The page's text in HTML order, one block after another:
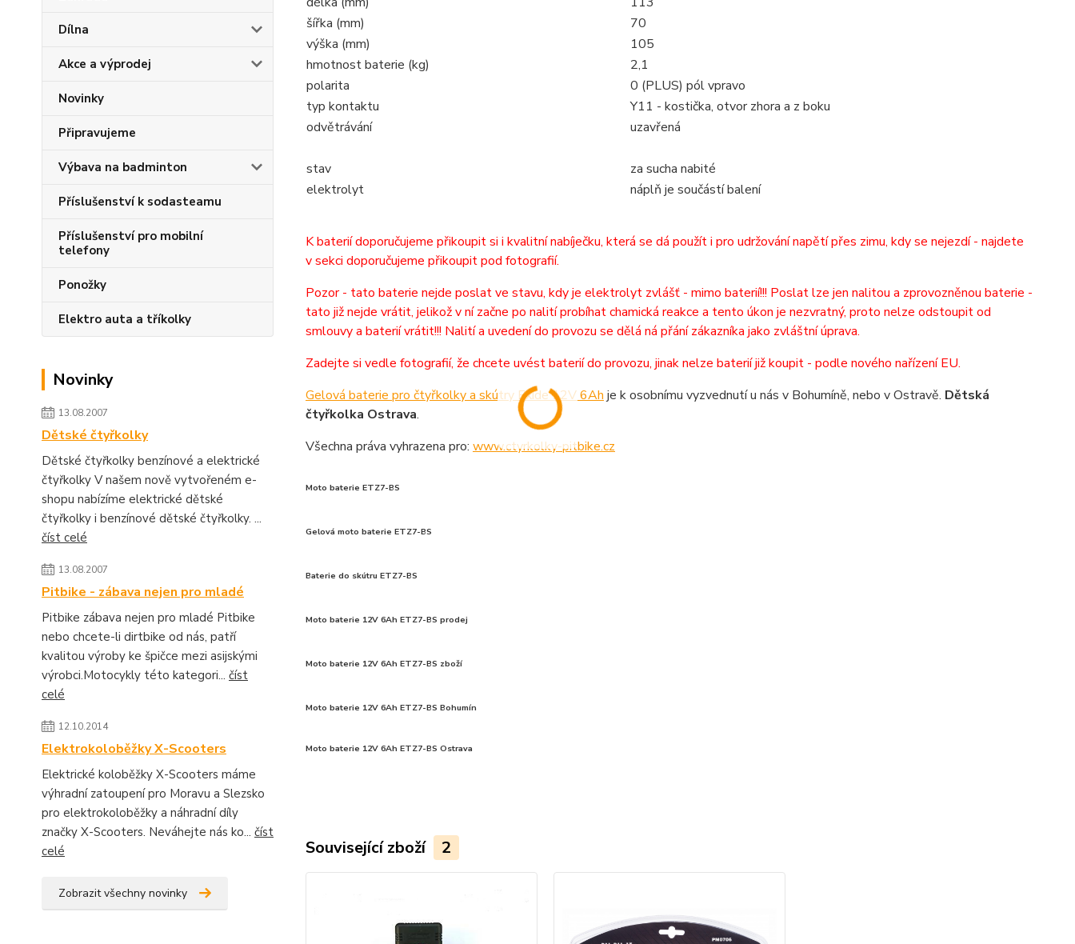
Dílna
Akce a výprodej
Novinky
Připravujeme
Výbava na badminton
Příslušenství k sodasteamu
Příslušenství pro mobilní
telefony
Ponožky
Elektro auta a tříkolky
Novinky
13.08.2007
Dětské čtyřkolky
Dětské čtyřkolky benzínové a elektrické
čtyřkolky V našem nově vytvořeném e-
shopu nabízíme elektrické dětské
čtyřkolky i benzínové dětské čtyřkolky. ...
číst celé
13.08.2007
Pitbike - zábava nejen pro mladé
Pitbike zábava nejen pro mladé Pitbike
nebo chcete-li dirtbike od nás, patří
kvalitou výroby ke špičce mezi asijskými
výrobci.Motocykly této kategori... číst
celé
12.10.2014
Elektrokoloběžky X-Scooters
Elektrické koloběžky X-Scooters máme
výhradní zatoupení pro Moravu a Slezsko
pro elektrokoloběžky a náhradní díly
značky X-Scooters. Neváhejte nás ko... číst
celé
Zobrazit všechny novinky
šířka (mm)
70
výška (mm)
105
hmotnost baterie (kg)
2,1
polarita
0 (PLUS) pól vpravo
typ kontaktu
Y11 - kostička, otvor zhora a z boku
odvětrávání
uzavřená
stav
za sucha nabité
elektrolyt
náplň je součástí balení
K baterií doporučujeme přikoupit si i kvalitní nabíječku, která se dá použít i pro udržování napětí přes zimu, kdy se nejezdí - najdete
v sekci doporučujeme přikoupit pod fotografií.
Pozor - tato baterie nejde poslat ve stavu, kdy je elektrolyt zvlášť - mimo baterií!!! Poslat lze jen nalitou a zprovozněnou baterie -
tato již nejde vrátit, jelikož v ní začne po nalití probíhat chamická reakce a tento úkon je nezvratný, proto nelze odstoupit od
smlouvy a baterií vrátit!!! Nalití a uvedení do provozu se dělá ná přání zákazníka jako zvláštní úprava.
Zadejte si vedle fotografií, že chcete uvést baterií do provozu, jinak nelze baterií již koupit - podle nového nařízení EU.
Gelová baterie pro čtyřkolky a skútry Exide 12V 6Ah je k osobnímu vyzvednutí u nás v Bohumíně, nebo v Ostravě. Dětská
čtyřkolka Ostrava.
Všechna práva vyhrazena pro: www.ctyrkolky-pitbike.cz
Moto baterie ETZ7-BS
Gelová moto baterie ETZ7-BS
Baterie do skútru ETZ7-BS
Moto baterie 12V 6Ah ETZ7-BS prodej
Moto baterie 12V 6Ah ETZ7-BS zboží
Moto baterie 12V 6Ah ETZ7-BS Bohumín
Moto baterie 12V 6Ah ETZ7-BS Ostrava
Související zboží 2